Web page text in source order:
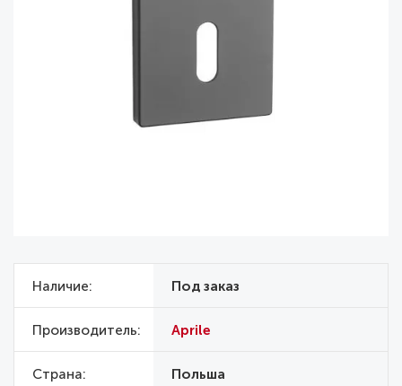
Наличие Под заказ
Производитель Aprile
Страна Польша